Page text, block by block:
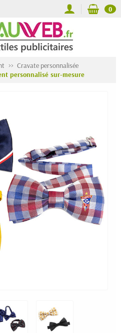
0
Cravate personnalisée
personnalisé sur-mesure